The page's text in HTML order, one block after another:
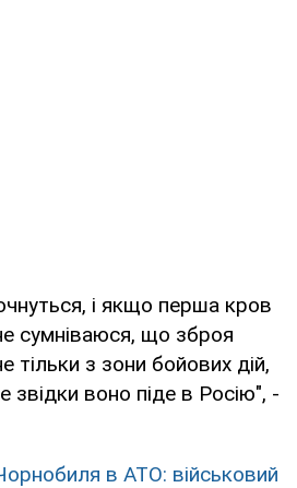
і якщо перша кров
сумніваюся, що зброя
тільки з зони бойових дій,
звідки воно піде в Росію", -
в АТО: військовий